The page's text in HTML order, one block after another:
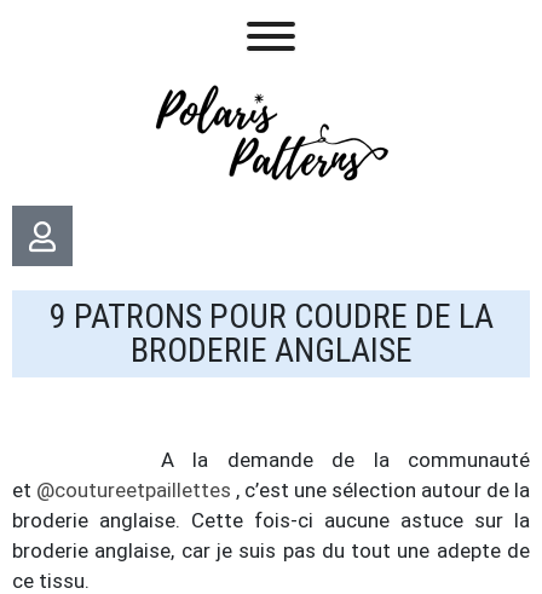
9 PATRONS POUR COUDRE DE LA
BRODERIE ANGLAISE
A la demande de la communauté
et @coutureetpaillettes , c’est une sélection autour de la
broderie anglaise. Cette fois-ci aucune astuce sur la
broderie anglaise, car je suis pas du tout une adepte de
ce tissu.